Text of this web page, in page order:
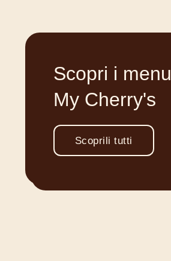
Scopri i menu
My Cherry's
Scoprili tutti